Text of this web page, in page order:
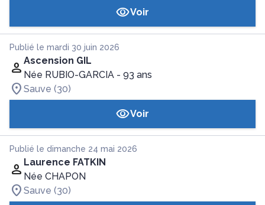
Voir
Publié le mardi 30 juin 2026
Ascension GIL
Née RUBIO-GARCIA - 93 ans
Sauve (30)
Voir
Publié le dimanche 24 mai 2026
Laurence FATKIN
Née CHAPON
Sauve (30)